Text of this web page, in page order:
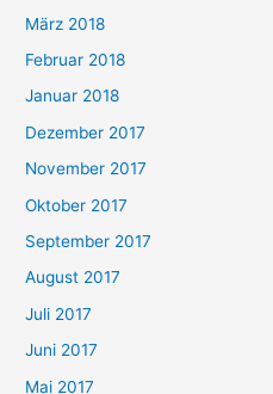
März 2018
Februar 2018
Januar 2018
Dezember 2017
November 2017
Oktober 2017
September 2017
August 2017
Juli 2017
Juni 2017
Mai 2017